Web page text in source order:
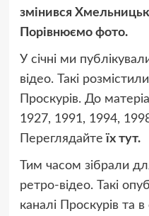
змінився
Порівнюємо фото.
У січні ми
відео. Такі
Проскурів. До
1927, 1991, 1994,
Переглядайте їх тут.
Тим часом зібрали
ретро-відео. Такі
каналі Проскурів та в